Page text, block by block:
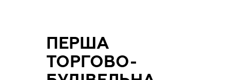
ПЕРША
ТОРГОВО-